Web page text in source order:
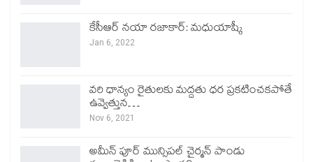
కేసీఆర్ నయా రజాకార్: మధుయాష్కీ
Jan 6, 2022
వరి ధాన్యం రైతులకు మద్దతు ధర ప్రకటించకపోతే
ఉవ్వెత్తున…
Nov 6, 2021
అమీన్ పూర్ మున్సిపల్ చైర్మన్ పాండు